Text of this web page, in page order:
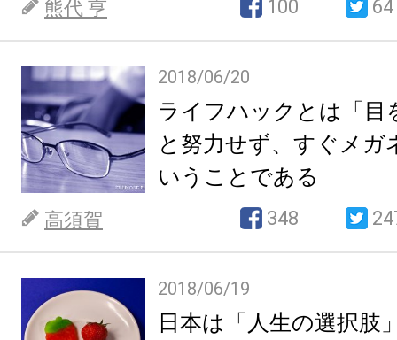
熊代 亨 100 64
2018/06/20
ライフハックとは「目
と努力せず、すぐメガ
いうことである
高須賀 348
2018/06/19
日本は「人生の選択肢